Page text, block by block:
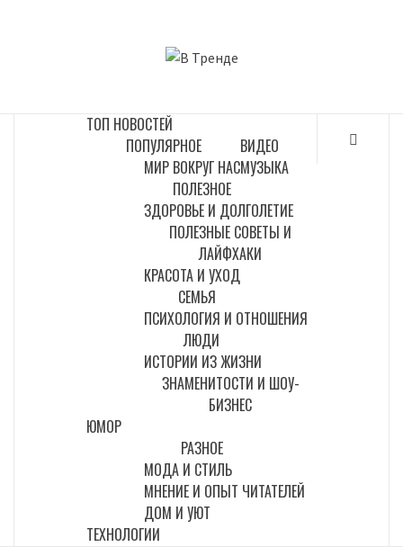
ТОП НОВОСТЕЙ
ПОПУЛЯРНОЕ
МИР ВОКРУГ НАС
ВИДЕО
МУЗЫКА
ПОЛЕЗНОЕ
ЗДОРОВЬЕ И ДОЛГОЛЕТИЕ
ПОЛЕЗНЫЕ СОВЕТЫ И
ЛАЙФХАКИ
КРАСОТА И УХОД
СЕМЬЯ
ПСИХОЛОГИЯ И ОТНОШЕНИЯ
ЛЮДИ
ИСТОРИИ ИЗ ЖИЗНИ
ЗНАМЕНИТОСТИ И ШОУ-
БИЗНЕС
ЮМОР
РАЗНОЕ
МОДА И СТИЛЬ
МНЕНИЕ И ОПЫТ ЧИТАТЕЛЕЙ
ДОМ И УЮТ
ТЕХНОЛОГИИ